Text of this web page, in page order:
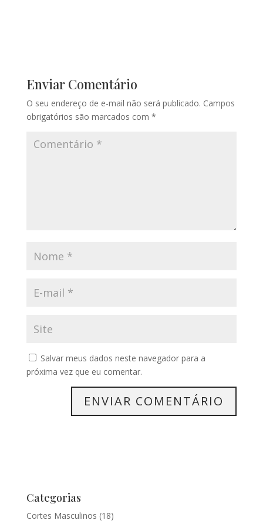
Enviar Comentário
O seu endereço de e-mail não será publicado. Campos
obrigatórios são marcados com *
Salvar meus dados neste navegador para a
próxima vez que eu comentar.
Categorias
Cortes Masculinos (18)